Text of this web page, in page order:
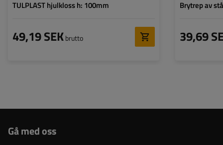
TULPLAST hjulkloss h: 100mm
49,19 SEKbrutto
Brytrep av
39,69
Gå med oss